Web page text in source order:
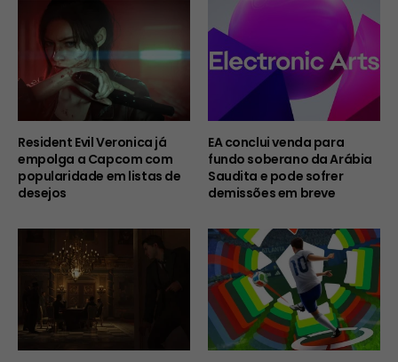
Resident Evil Veronica já
empolga a Capcom com
popularidade em listas de
desejos
EA conclui venda para
fundo soberano da Arábia
Saudita e pode sofrer
demissões em breve